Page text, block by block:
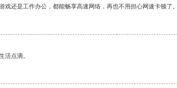
还是工作办公，都能畅享高速网络，再也不用担心网速卡顿了。
活点滴。